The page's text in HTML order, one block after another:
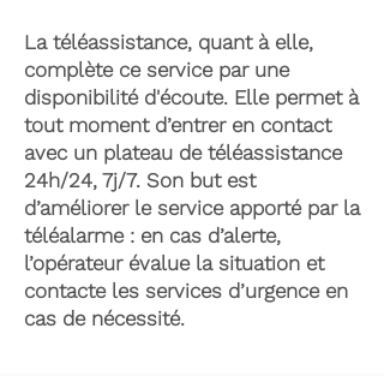
La téléassistance, quant à elle,
complète ce service par une
disponibilité d'écoute. Elle permet à
tout moment d’entrer en contact
avec un plateau de téléassistance
24h/24, 7j/7. Son but est
d’améliorer le service apporté par la
téléalarme : en cas d’alerte,
l’opérateur évalue la situation et
contacte les services d’urgence en
cas de nécessité.